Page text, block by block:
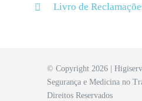
Livro de
© Copyright 2026 |
Segurança e Medicina no
Direitos Reservados